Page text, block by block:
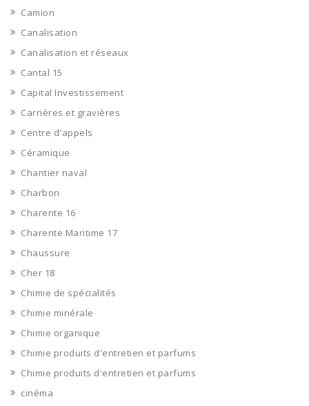
Camion
Canalisation
Canalisation et réseaux
Cantal 15
Capital Investissement
Carrières et gravières
Centre d'appels
Céramique
Chantier naval
Charbon
Charente 16
Charente Maritime 17
Chaussure
Cher 18
Chimie de spécialités
Chimie minérale
Chimie organique
Chimie produits d'entretien et parfums
Chimie produits d'entretien et parfums
cinéma